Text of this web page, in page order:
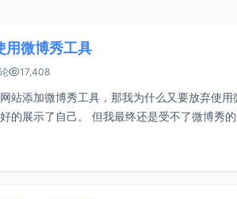
用微博秀工具
17,408
站添加微博秀工具，那我为什么又要放弃使
的展示了自己。 但我最终还是受不了微博秀